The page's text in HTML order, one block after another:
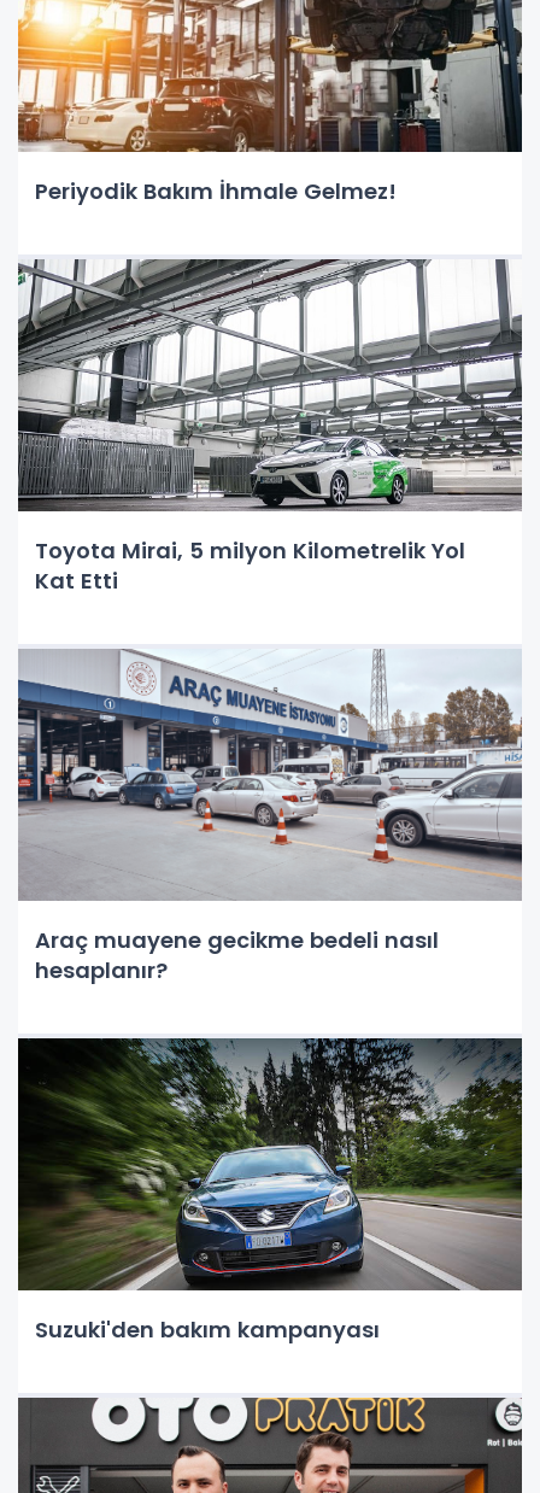
Periyodik Bakım İhmale Gelmez!
Toyota Mirai, 5 milyon Kilometrelik Yol
Kat Etti
Araç muayene gecikme bedeli nasıl
hesaplanır?
Suzuki'den bakım kampanyası